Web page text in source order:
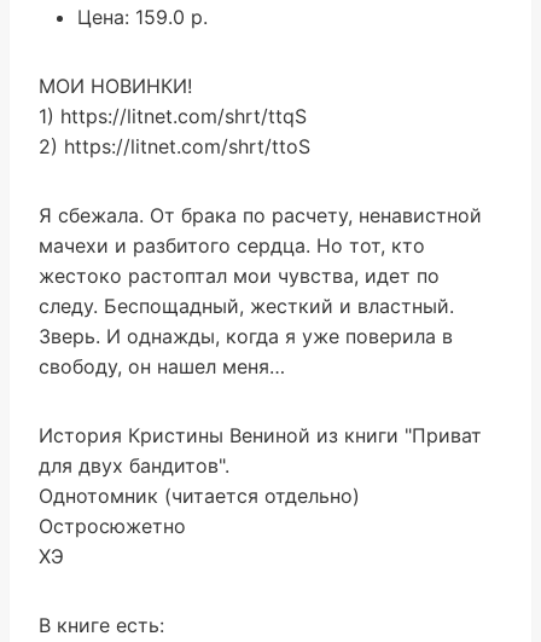
Цена: 159.0 р.
МОИ НОВИНКИ!
1) https://litnet.com/shrt/ttqS
2) https://litnet.com/shrt/ttoS
Я сбежала. От брака по расчету, ненавистной
мачехи и разбитого сердца. Но тот, кто
жестоко растоптал мои чувства, идет по
следу. Беспощадный, жесткий и властный.
Зверь. И однажды, когда я уже поверила в
свободу, он нашел меня…
История Кристины Вениной из книги "Приват
для двух бандитов".
Однотомник (читается отдельно)
Остросюжетно
ХЭ
В книге есть: